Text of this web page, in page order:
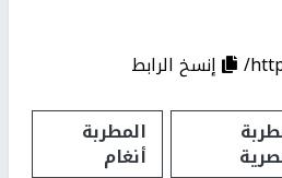
إنسخ الرابط
المطربة
أنغام